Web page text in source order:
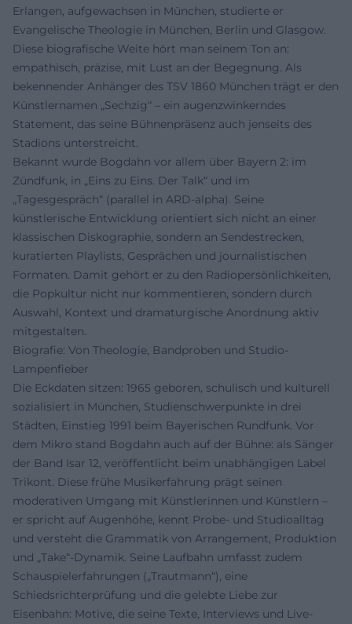
Erlangen, aufgewachsen in München, studierte er
Evangelische Theologie in München, Berlin und Glasgow.
Diese biografische Weite hört man seinem Ton an:
empathisch, präzise, mit Lust an der Begegnung. Als
bekennender Anhänger des TSV 1860 München trägt er den
Künstlernamen „Sechzig“ – ein augenzwinkerndes
Statement, das seine Bühnenpräsenz auch jenseits des
Stadions unterstreicht.
Bekannt wurde Bogdahn vor allem über Bayern 2: im
Zündfunk, in „Eins zu Eins. Der Talk“ und im
„Tagesgespräch“ (parallel in ARD-alpha). Seine
künstlerische Entwicklung orientiert sich nicht an einer
klassischen Diskographie, sondern an Sendestrecken,
kuratierten Playlists, Gesprächen und journalistischen
Formaten. Damit gehört er zu den Radiopersönlichkeiten,
die Popkultur nicht nur kommentieren, sondern durch
Auswahl, Kontext und dramaturgische Anordnung aktiv
mitgestalten.
Biografie: Von Theologie, Bandproben und Studio-
Lampenfieber
Die Eckdaten sitzen: 1965 geboren, schulisch und kulturell
sozialisiert in München, Studienschwerpunkte in drei
Städten, Einstieg 1991 beim Bayerischen Rundfunk. Vor
dem Mikro stand Bogdahn auch auf der Bühne: als Sänger
der Band Isar 12, veröffentlicht beim unabhängigen Label
Trikont. Diese frühe Musikerfahrung prägt seinen
moderativen Umgang mit Künstlerinnen und Künstlern –
er spricht auf Augenhöhe, kennt Probe- und Studioalltag
und versteht die Grammatik von Arrangement, Produktion
und „Take“-Dynamik. Seine Laufbahn umfasst zudem
Schauspielerfahrungen („Trautmann“), eine
Schiedsrichterprüfung und die gelebte Liebe zur
Eisenbahn: Motive, die seine Texte, Interviews und Live-